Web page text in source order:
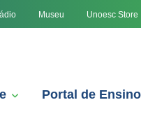
Museu Unoesc Store
Portal de Ensino